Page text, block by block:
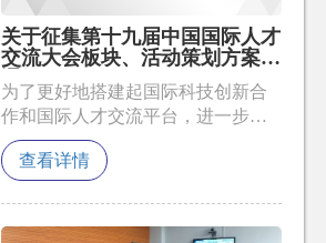
关于征集第十九届中国国际人才
交流大会板块、活动策划方案的
通知
为了更好地搭建起国际科技创新合
作和国际人才交流平台，进一步将
大会办出实效、突出新意。大会组
委会计划在现有传统板块、活动的
查看详情